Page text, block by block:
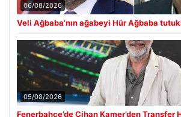
06/08/2026
Veli Ağbaba’nın ağabeyi Hür Ağbaba
05/08/2026
Fenerbahçe’de Cihan Kamer’den Transfer